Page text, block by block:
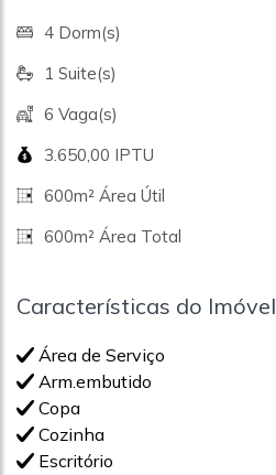
4 Dorm(s)
1 Suite(s)
6 Vaga(s)
3.650,00 IPTU
600m² Área Útil
600m² Área Total
Características do Imóvel
Área de Serviço
Arm.embutido
Copa
Cozinha
Escritório